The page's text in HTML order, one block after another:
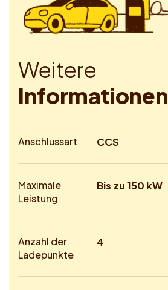
Weitere
Informationen
Anschlussart CCS
Maximale
Leistung
Bis zu 150 kW
Anzahl der
Ladepunkte
4